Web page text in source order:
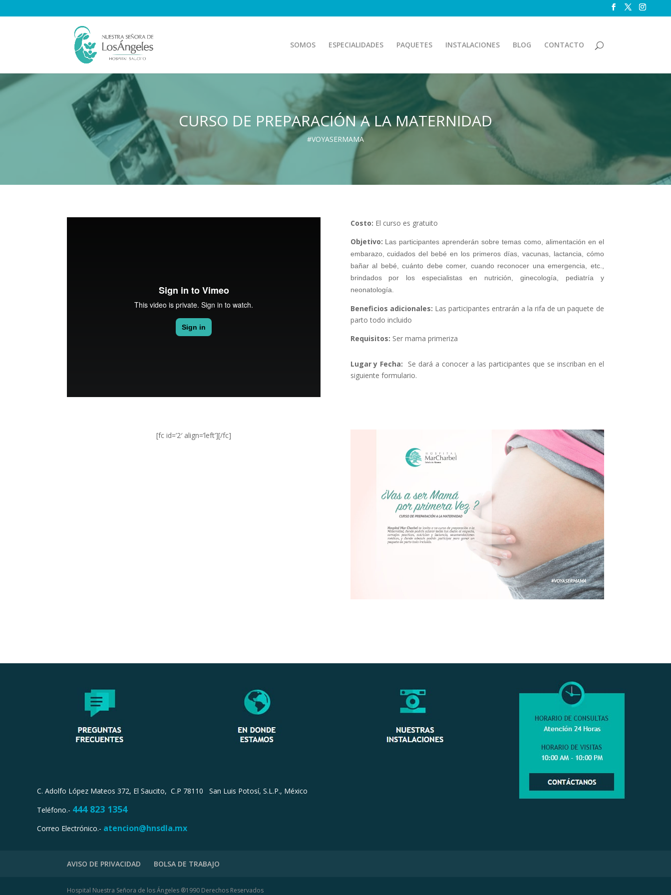
SOMOS ESPECIALIDADES PAQUETES INSTALACIONES BLOG CONTACTO
CURSO DE PREPARACIÓN A LA MATERNIDAD
#VOYASERMAMA
Costo: El curso es gratuito
Objetivo: Las participantes aprenderán sobre temas como, alimentación en el
embarazo, cuidados del bebé en los primeros días, vacunas, lactancia, cómo
bañar al bebé, cuánto debe comer, cuando reconocer una emergencia, etc.,
brindados por los especialistas en nutrición, ginecología, pediatría y
neonatología.
Beneficios adicionales: Las participantes entrarán a la rifa de un paquete de
parto todo incluido
Requisitos: Ser mama primeriza
Lugar y Fecha: Se dará a conocer a las participantes que se inscriban en el
siguiente formulario.
[fc id=’2′ align=’left’][/fc]
C. Adolfo López Mateos 372, El Saucito, C.P 78110
San Luis Potosí, S.L.P., México
Teléfono.- 444 823 1354
Correo Electrónico.- atencion@hnsdla.mx
AVISO DE PRIVACIDAD BOLSA DE TRABAJO
Hospital Nuestra Señora de los Ángeles ®1990 Derechos Reservados